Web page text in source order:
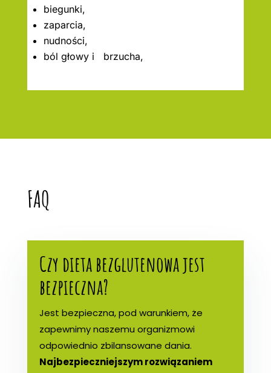
biegunki,
zaparcia,
nudności,
ból głowy i brzucha,
FAQ
Czy dieta bezglutenowa jest
bezpieczna?
Jest bezpieczna, pod warunkiem, że
zapewnimy naszemu organizmowi
odpowiednio zbilansowane dania.
Najbezpieczniejszym rozwiązaniem